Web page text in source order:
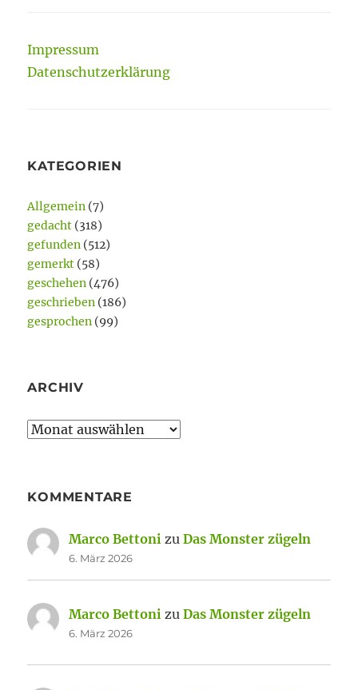
Impressum
Datenschutzerklärung
KATEGORIEN
Allgemein (7)
gedacht (318)
gefunden (512)
gemerkt (58)
geschehen (476)
geschrieben (186)
gesprochen (99)
ARCHIV
Archiv
KOMMENTARE
Marco Bettoni zuDas Monster zügeln
6. März 2026
Marco Bettoni zuDas Monster zügeln
6. März 2026